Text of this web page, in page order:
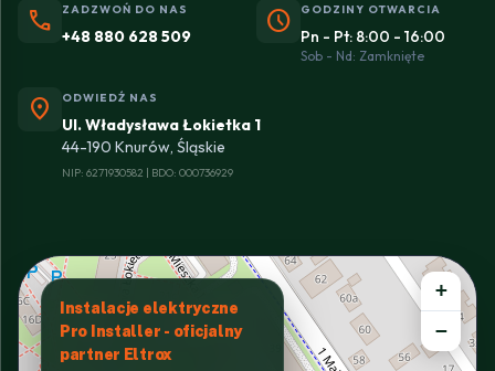
phone ZADZWOŃ DO NAS
+48 880 628 509 schedule GODZINY OTWARCIA
Pn - Pt: 8:00 - 16:00
Sob - Nd: Zamknięte
location_on ODWIEDŹ NAS
Ul. Władysława Łokietka 1
44-190 Knurów, Śląskie
NIP: 6271930582 | BDO: 000736929
Instalacje elektryczne
Pro Installer - oficjalny
partner Eltrox
+
−